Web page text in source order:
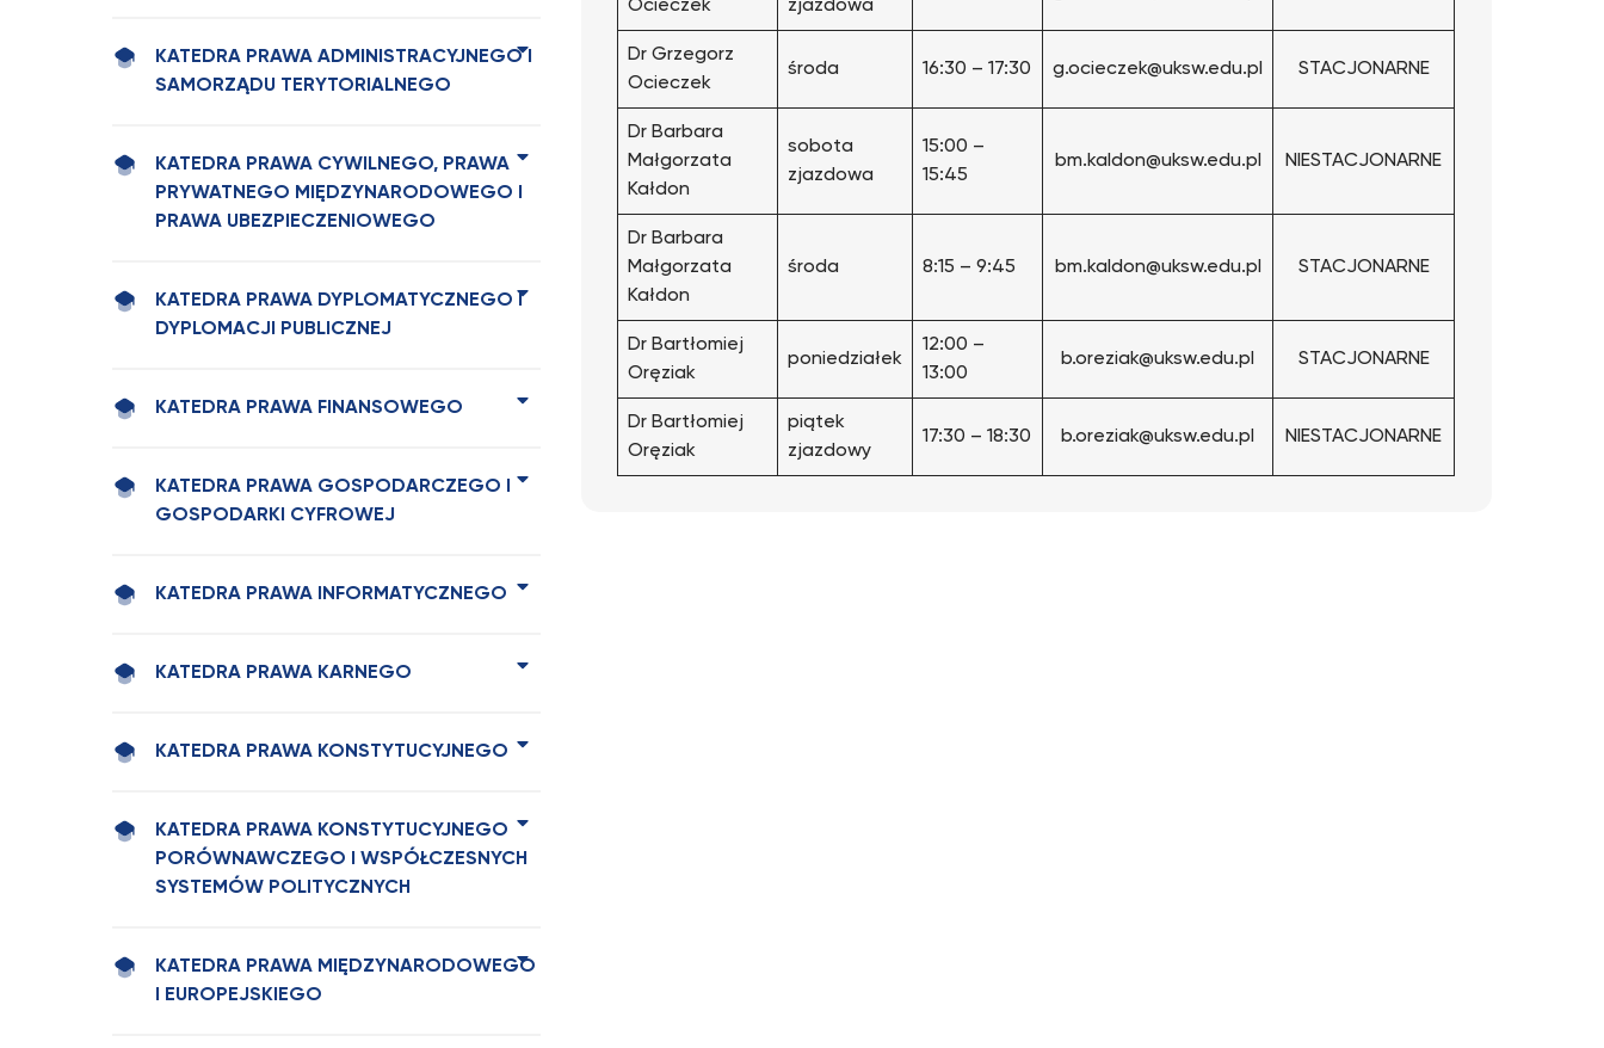
KATEDRA PRAWA ADMINISTRACYJNEGO I
SAMORZĄDU TERYTORIALNEGO
KATEDRA PRAWA CYWILNEGO, PRAWA
PRYWATNEGO MIĘDZYNARODOWEGO I
PRAWA UBEZPIECZENIOWEGO
KATEDRA PRAWA DYPLOMATYCZNEGO I
DYPLOMACJI PUBLICZNEJ
KATEDRA PRAWA FINANSOWEGO
KATEDRA PRAWA GOSPODARCZEGO I
GOSPODARKI CYFROWEJ
KATEDRA PRAWA INFORMATYCZNEGO
KATEDRA PRAWA KARNEGO
KATEDRA PRAWA KONSTYTUCYJNEGO
KATEDRA PRAWA KONSTYTUCYJNEGO
PORÓWNAWCZEGO I WSPÓŁCZESNYCH
SYSTEMÓW POLITYCZNYCH
KATEDRA PRAWA MIĘDZYNARODOWEGO
I EUROPEJSKIEGO
Ocieczek
zjazdowa
Dr Grzegorz
Ocieczek
środa 16:30 – 17:30 g.ocieczek@uksw.edu.pl STACJONARNE
Dr Barbara
Małgorzata
Kałdon
sobota
zjazdowa
15:00 –
15:45
bm.kaldon@uksw.edu.pl NIESTACJONARNE
Dr Barbara
Małgorzata
Kałdon
środa 8:15 – 9:45 bm.kaldon@uksw.edu.pl STACJONARNE
Dr Bartłomiej
Oręziak
poniedziałek
12:00 –
13:00
b.oreziak@uksw.edu.pl STACJONARNE
Dr Bartłomiej
Oręziak
piątek
zjazdowy
17:30 – 18:30 b.oreziak@uksw.edu.pl NIESTACJONARNE